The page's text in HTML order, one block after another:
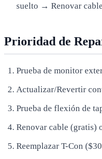
suelto → Renovar cable
Prioridad de
Prueba de monitor
Actualizar/Revertir
Prueba de flexión de
Renovar cable (gratis)
Reemplazar T-Con